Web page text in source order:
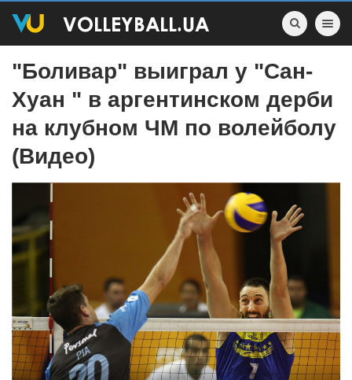
Toggle
"Боливар" выиграл у "Сан-
Хуан " в аргентинском дерби
на клубном ЧМ по волейболу
(Видео)